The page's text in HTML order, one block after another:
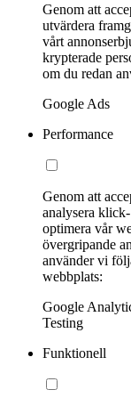
Genom att
utvärdera
vårt
krypterade
om du redan
Google Ads
Performance
Genom att
analysera
optimera vår
övergripande
använder vi
webbplats:
Google
Testing
Funktionell